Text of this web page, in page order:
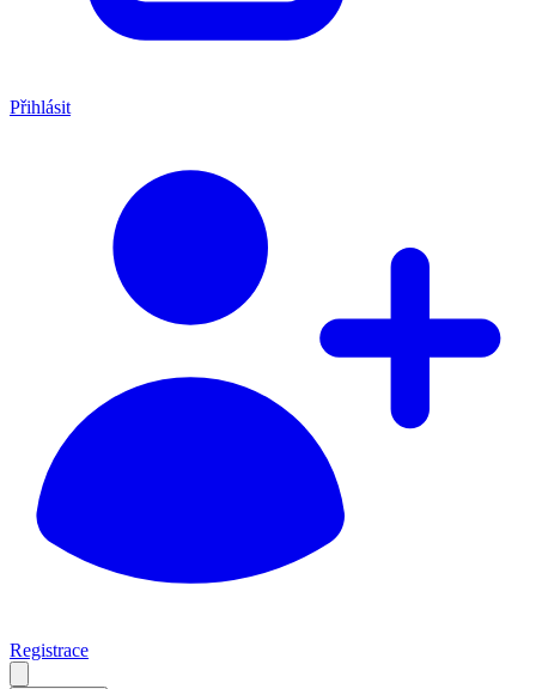
Přihlásit
Registrace